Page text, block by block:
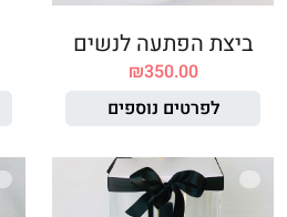
ביצת הפתעה לנשים
₪350.00
לפרטים נוספים